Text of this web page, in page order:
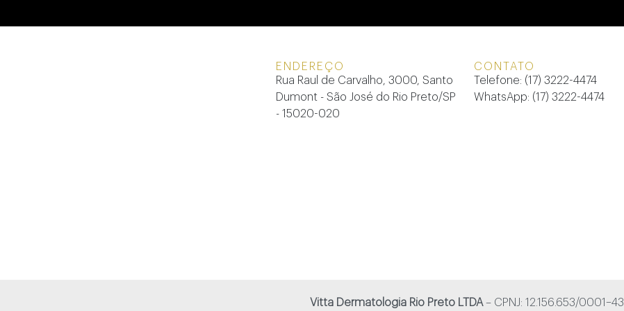
ENDEREÇO
Rua Raul de Carvalho, 3000, Santo
Dumont - São José do Rio Preto/SP
- 15020-020
CONTATO
Telefone: (17) 3222-4474
WhatsApp: (17) 3222-4474
Vitta Dermatologia Rio Preto LTDA– CPNJ: 12.156.653/0001–43